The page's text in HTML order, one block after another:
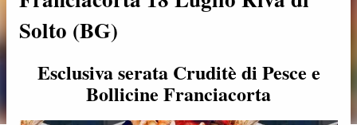
Solto (BG)
Esclusiva serata Cruditè di Pesce e
Bollicine Franciacorta